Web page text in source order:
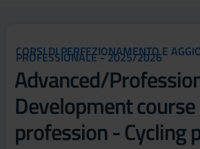
CORSI DI PERFEZIONAMENTO E
PROFESSIONALE - 2025/2026
Advanced/
Development
profession - Cycling